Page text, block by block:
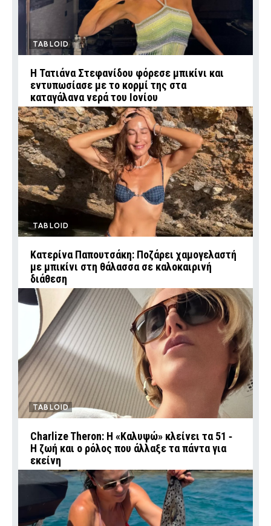
TABLOID
Η Τατιάνα Στεφανίδου φόρεσε μπικίνι και
εντυπωσίασε με το κορμί της στα
καταγάλανα νερά του Ιονίου
TABLOID
Κατερίνα Παπουτσάκη: Ποζάρει χαμογελαστή
με μπικίνι στη θάλασσα σε καλοκαιρινή
διάθεση
TABLOID
Charlize Theron: Η «Καλυψώ» κλείνει τα 51 ‑
H ζωή και ο ρόλος που άλλαξε τα πάντα για
εκείνη